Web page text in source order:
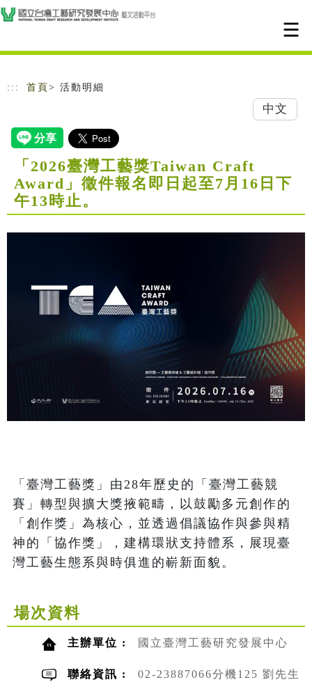
跳到主要內容
網站導覽
::: 首頁 > 活動明細
中文
「2026臺灣工藝獎Taiwan Craft
Award」徵件報名即日起至7月16日下
午13時止。
「臺灣工藝獎」由28年歷史的「臺灣工藝競
賽」轉型與擴大獎掖範疇，以鼓勵多元創作的
「創作獎」為核心，並透過倡議協作與參與精
神的「協作獎」，建構環狀支持體系，展現臺
灣工藝生態系與時俱進的嶄新面貌。
場次資料
主辦單位 : 國立臺灣工藝研究發展中心
聯絡資訊 : 02-23887066分機125 劉先生